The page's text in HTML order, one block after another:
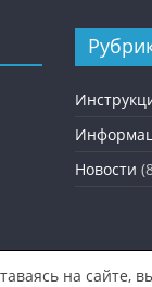
Новости
на сайте,